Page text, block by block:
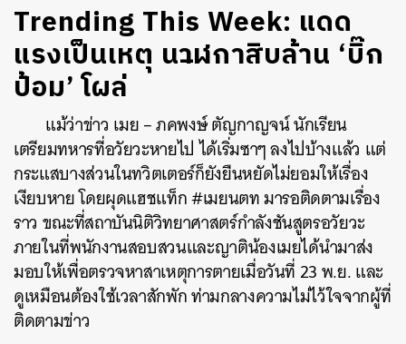
Trending This Week: แดด
แรงเป็นเหตุ นาฬิกาสิบล้าน ‘บิ๊ก
ป้อม’ โผล่
แม้ว่าข่าว เมย – ภคพงษ์ ตัญกาญจน์ นักเรียน
เตรียมทหารที่อวัยวะหายไป ได้เริ่มซาๆ ลงไปบ้างแล้ว แต่
กระแสบางส่วนในทวิตเตอร์ก็ยังยืนหยัดไม่ยอมให้เรื่อง
เงียบหาย โดยผุดแฮชแท็ก #เมยนตท มารอติดตามเรื่อง
ราว ขณะที่สถาบันนิติวิทยาศาสตร์กำลังชันสูตรอวัยวะ
ภายในที่พนักงานสอบสวนและญาติน้องเมยได้นำมาส่ง
มอบให้เพื่อตรวจหาสาเหตุการตายเมื่อวันที่ 23 พ.ย. และ
ดูเหมือนต้องใช้เวลาสักพัก ท่ามกลางความไม่ไว้ใจจากผู้ที่
ติดตามข่าว